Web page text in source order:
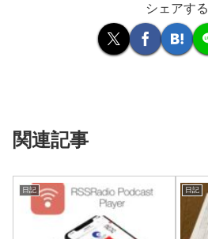
シェアする
関連記事
日記 日記